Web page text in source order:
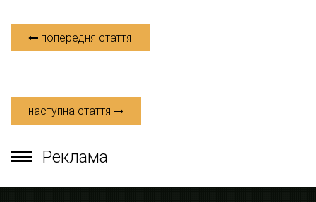
попередня стаття
наступна стаття
Реклама